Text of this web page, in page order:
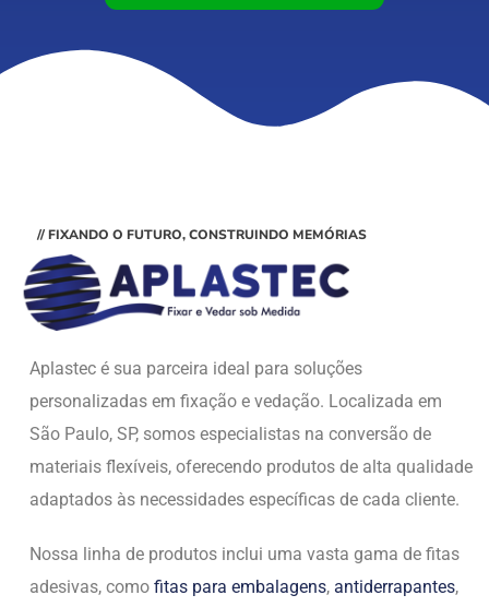
// FIXANDO O FUTURO, CONSTRUINDO MEMÓRIAS
Aplastec é sua parceira ideal para soluções
personalizadas em fixação e vedação. Localizada em
São Paulo, SP, somos especialistas na conversão de
materiais flexíveis, oferecendo produtos de alta qualidade
adaptados às necessidades específicas de cada cliente.
Nossa linha de produtos inclui uma vasta gama de fitas
adesivas, como fitas para embalagens, antiderrapantes,